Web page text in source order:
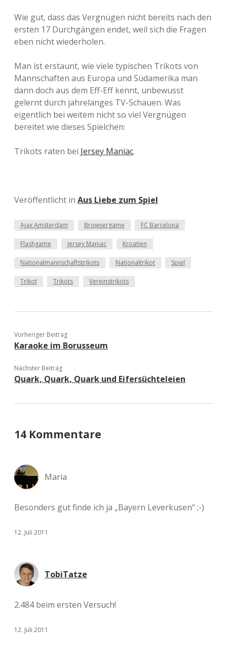
Wie gut, dass das Vergnügen nicht bereits nach den
ersten 17 Durchgängen endet, weil sich die Fragen
eben nicht wiederholen.
Man ist erstaunt, wie viele typischen Trikots von
Mannschaften aus Europa und Südamerika man
dann doch aus dem Eff-Eff kennt, unbewusst
gelernt durch jahrelanges TV-Schauen. Was
eigentlich bei weitem nicht so viel Vergnügen
bereitet wie dieses Spielchen:
Trikots raten bei Jersey Maniac.
Veröffentlicht in Aus Liebe zum Spiel
Ajax Amsterdam Browsergame FC Barcelona
Flashgame Jersey Maniac Kroatien
Nationalmannschaftstrikots Nationaltrikot Spiel
Trikot Trikots Vereinstrikots
Vorheriger Beitrag
Karaoke im Borusseum
Nächster Beitrag
Quark, Quark, Quark und Eifersüchteleien
14 Kommentare
Maria
Besonders gut finde ich ja „Bayern Leverkusen“ ;-)
12. Juli 2011
TobiTatze
2.484 beim ersten Versuch!
12. Juli 2011